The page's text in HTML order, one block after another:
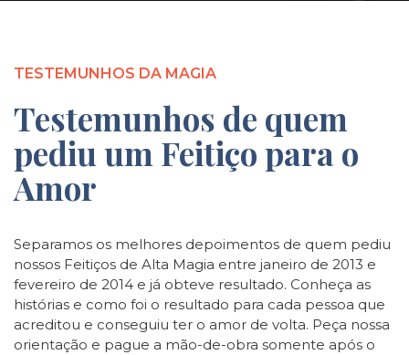
TESTEMUNHOS DA MAGIA
Testemunhos de quem
pediu um Feitiço para o
Amor
Separamos os melhores depoimentos de quem pediu
nossos Feitiços de Alta Magia entre janeiro de 2013 e
fevereiro de 2014 e já obteve resultado. Conheça as
histórias e como foi o resultado para cada pessoa que
acreditou e conseguiu ter o amor de volta. Peça nossa
orientação e pague a mão-de-obra somente após o